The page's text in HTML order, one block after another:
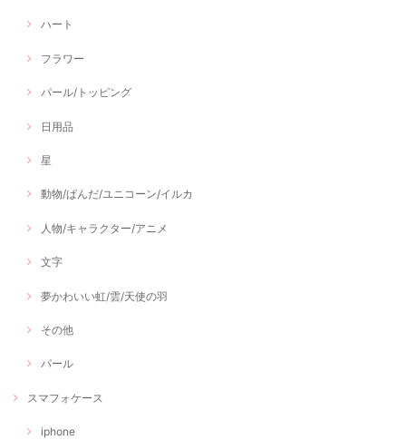
ハート
フラワー
パール/トッピング
日用品
星
動物/ぱんだ/ユニコーン/イルカ
人物/キャラクター/アニメ
文字
夢かわいい虹/雲/天使の羽
その他
パール
スマフォケース
iphone